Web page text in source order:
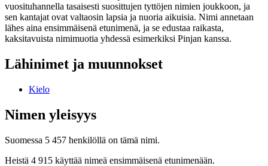
vuosituhannella tasaisesti suosittujen tyttöjen nimien joukkoon, ja
sen kantajat ovat valtaosin lapsia ja nuoria aikuisia. Nimi annetaan
lähes aina ensimmäisenä etunimenä, ja se edustaa raikasta,
kaksitavuista nimimuotia yhdessä esimerkiksi Pinjan kanssa.
Lähinimet ja muunnokset
Kielo
Nimen yleisyys
Suomessa 5 457 henkilöllä on tämä nimi.
Heistä 4 915 käyttää nimeä ensimmäisenä etunimenään.